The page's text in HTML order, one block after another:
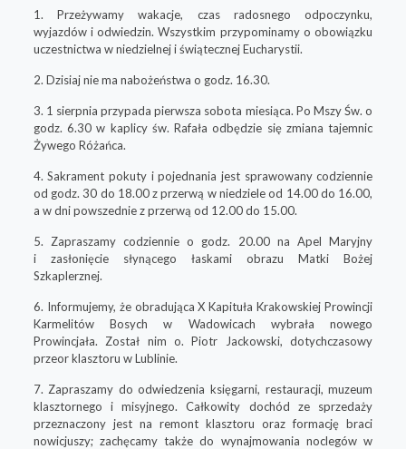
1. Przeżywamy wakacje, czas radosnego odpoczynku,
wyjazdów i odwiedzin. Wszystkim przypominamy o obowiązku
uczestnictwa w niedzielnej i świątecznej Eucharystii.
2. Dzisiaj nie ma nabożeństwa o godz. 16.30.
3. 1 sierpnia przypada pierwsza sobota miesiąca. Po Mszy Św. o
godz. 6.30 w kaplicy św. Rafała odbędzie się zmiana tajemnic
Żywego Różańca.
4. Sakrament pokuty i pojednania jest sprawowany codziennie
od godz. 30 do 18.00 z przerwą w niedziele od 14.00 do 16.00,
a w dni powszednie z przerwą od 12.00 do 15.00.
5. Zapraszamy codziennie o godz. 20.00 na Apel Maryjny
i zasłonięcie słynącego łaskami obrazu Matki Bożej
Szkaplerznej.
6. Informujemy, że obradująca X Kapituła Krakowskiej Prowincji
Karmelitów Bosych w Wadowicach wybrała nowego
Prowincjała. Został nim o. Piotr Jackowski, dotychczasowy
przeor klasztoru w Lublinie.
7. Zapraszamy do odwiedzenia księgarni, restauracji, muzeum
klasztornego i misyjnego. Całkowity dochód ze sprzedaży
przeznaczony jest na remont klasztoru oraz formację braci
nowicjuszy; zachęcamy także do wynajmowania noclegów w